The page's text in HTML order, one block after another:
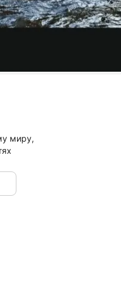
миру,